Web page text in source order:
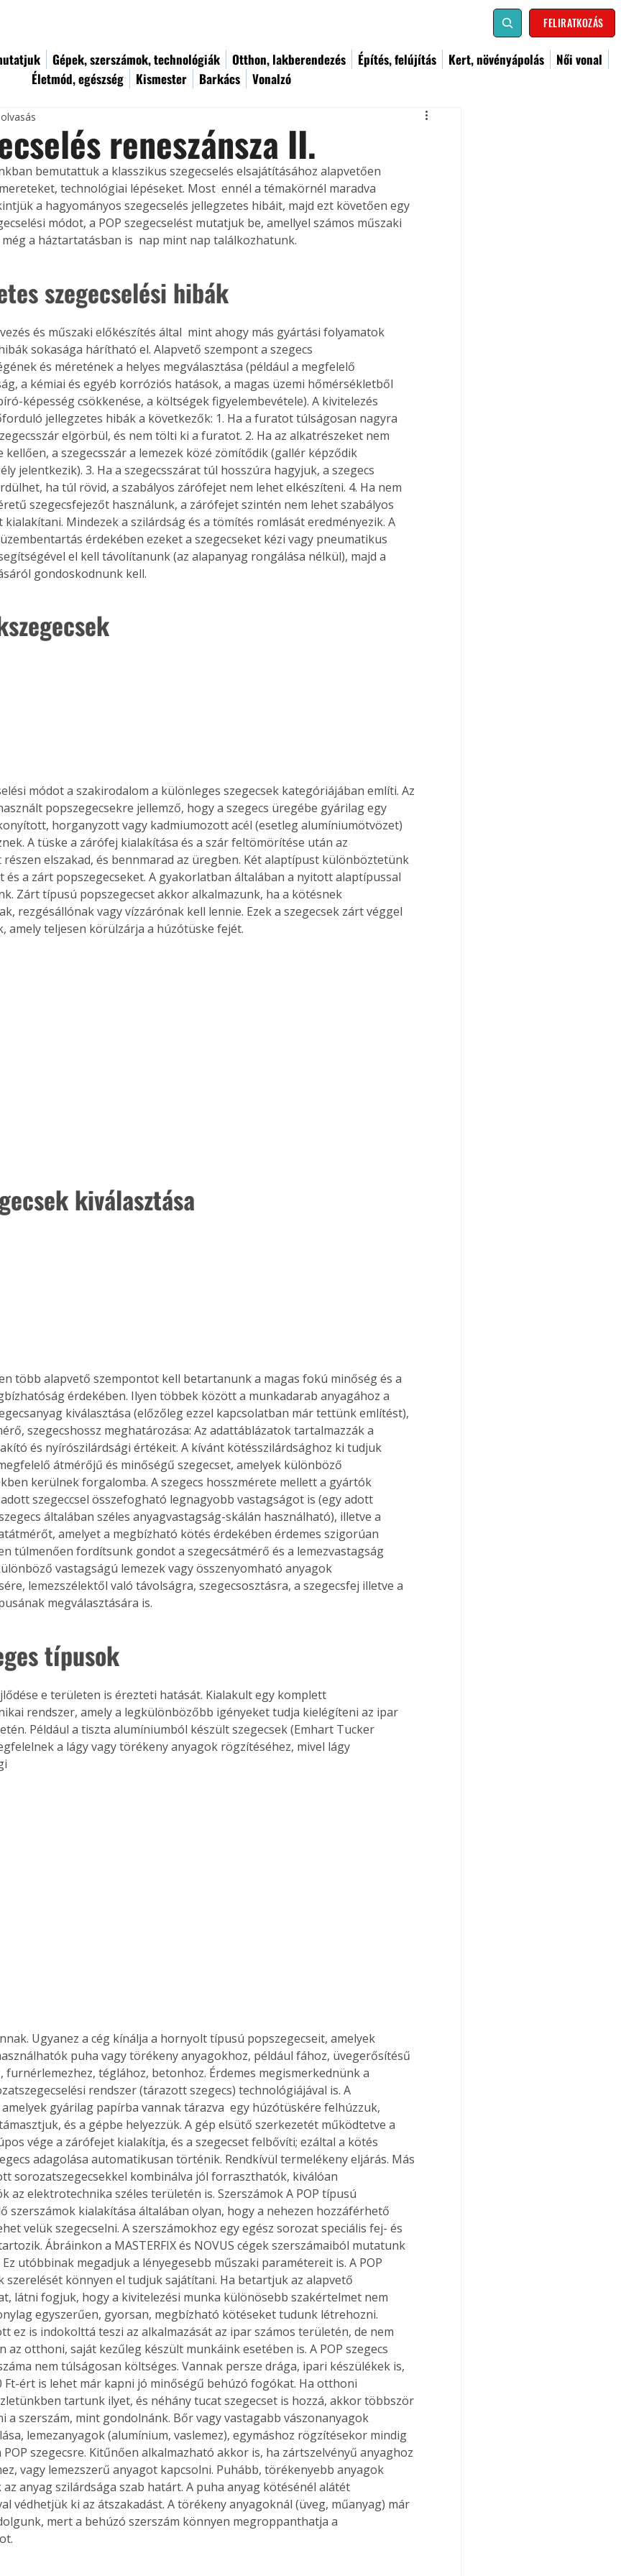
FELIRATKOZÁS
Gépek, szerszámok, technológiák Otthon, lakberendezés Építés, felújítás Kert, növényápolás
Női vonal
Életmód, egészség
Kismester Barkács Vonalzó
az
Old
új,
egyedi
vagy
is
Bárhol,
élve
az
Bővebb információ itt!
Együtt jobban megéri! A
könyvek tetszőleges
párosítással kedvezményes
áron, 0 Ft postaköltséggel
megrendelhetők!
reneszánsza II.
bemutattuk a klasszikus szegecselés elsajátításához alapvetően
technológiai lépéseket. Most  ennél a témakörnél maradva 
a hagyományos szegecselés jellegzetes hibáit, majd ezt követően egy
módot, a POP szegecselést mutatjuk be, amellyel számos műszaki
még a háztartatásban is  nap mint nap találkozhatunk.
szegecselési hibák
és műszaki előkészítés által  mint ahogy más gyártási folyamatok
sokasága hárítható el. Alapvető szempont a szegecs
és méretének a helyes megválasztása (például a megfelelő
a kémiai és egyéb korróziós hatások, a magas üzemi hőmérsékletből
képesség csökkenése, a költségek figyelembevétele). A kivitelezés
jellegzetes hibák a következők: 1. Ha a furatot túlságosan nagyra
elgörbül, és nem tölti ki a furatot. 2. Ha az alkatrészeket nem
kellően, a szegecsszár a lemezek közé zömítődik (gallér képződik 
jelentkezik). 3. Ha a szegecsszárat túl hosszúra hagyjuk, a szegecs
ha túl rövid, a szabályos zárófejet nem lehet elkészíteni. 4. Ha nem
szegecsfejezőt használunk, a zárófejet szintén nem lehet szabályos
Mindezek a szilárdság és a tömítés romlását eredményezik. A
érdekében ezeket a szegecseket kézi vagy pneumatikus
el kell távolítanunk (az alapanyag rongálása nélkül), majd a
gondoskodnunk kell.
módot a szakirodalom a különleges szegecsek kategóriájában említi. Az
popszegecsekre jellemző, hogy a szegecs üregébe gyárilag egy
horganyzott vagy kadmiumozott acél (esetleg alumíniumötvözet)
A tüske a zárófej kialakítása és a szár feltömörítése után az
elszakad, és bennmarad az üregben. Két alaptípust különböztetünk
és a zárt popszegecseket. A gyakorlatban általában a nyitott alaptípussal
Zárt típusú popszegecset akkor alkalmazunk, ha a kötésnek
rezgésállónak vagy vízzárónak kell lennie. Ezek a szegecsek zárt véggel
amely teljesen körülzárja a húzótüske fejét.
kiválasztása
több alapvető szempontot kell betartanunk a magas fokú minőség és a
érdekében. Ilyen többek között a munkadarab anyagához a
kiválasztása (előzőleg ezzel kapcsolatban már tettünk említést),
szegecshossz meghatározása: Az adattáblázatok tartalmazzák a
és nyírószilárdsági értékeit. A kívánt kötésszilárdsághoz ki tudjuk
átmérőjű és minőségű szegecset, amelyek különböző
kerülnek forgalomba. A szegecs hosszmérete mellett a gyártók
szegeccsel összefogható legnagyobb vastagságot is (egy adott
általában széles anyagvastagság-skálán használható), illetve a
amelyet a megbízható kötés érdekében érdemes szigorúan
túlmenően fordítsunk gondot a szegecsátmérő és a lemezvastagság
vastagságú lemezek vagy összenyomható anyagok
lemezszélektől való távolságra, szegecsosztásra, a szegecsfej illetve a
megválasztására is.
típusok
e területen is érezteti hatását. Kialakult egy komplett
rendszer, amely a legkülönbözőbb igényeket tudja kielégíteni az ipar
Például a tiszta alumíniumból készült szegecsek (Emhart Tucker
a lágy vagy törékeny anyagok rögzítéséhez, mivel lágy
Ugyanez a cég kínálja a hornyolt típusú popszegecseit, amelyek
puha vagy törékeny anyagokhoz, például fához, üvegerősítésű
furnérlemezhez, téglához, betonhoz. Érdemes megismerkednünk a
rendszer (tárazott szegecs) technológiájával is. A
amelyek gyárilag papírba vannak tárazva  egy húzótüskére felhúzzuk,
és a gépbe helyezzük. A gép elsütő szerkezetét működtetve a
vége a zárófejet kialakítja, és a szegecset felbővíti; ezáltal a kötés
adagolása automatikusan történik. Rendkívül termelékeny eljárás. Más
sorozatszegecsekkel kombinálva jól forraszthatók, kiválóan
az elektrotechnika széles területén is. Szerszámok A POP típusú
szerszámok kialakítása általában olyan, hogy a nehezen hozzáférhető
velük szegecselni. A szerszámokhoz egy egész sorozat speciális fej- és
Ábráinkon a MASTERFIX és NOVUS cégek szerszámaiból mutatunk
utóbbinak megadjuk a lényegesebb műszaki paramétereit is. A POP
szerelését könnyen el tudjuk sajátítani. Ha betartjuk az alapvető
látni fogjuk, hogy a kivitelezési munka különösebb szakértelmet nem
egyszerűen, gyorsan, megbízható kötéseket tudunk létrehozni.
ez is indokolttá teszi az alkalmazását az ipar számos területén, de nem
az otthoni, saját kezűleg készült munkáink esetében is. A POP szegecs
nem túlságosan költséges. Vannak persze drága, ipari készülékek is,
Ft-ért is lehet már kapni jó minőségű behúzó fogókat. Ha otthoni
tartunk ilyet, és néhány tucat szegecset is hozzá, akkor többször
a szerszám, mint gondolnánk. Bőr vagy vastagabb vászonanyagok
lemezanyagok (alumínium, vaslemez), egymáshoz rögzítésekor mindig
szegecsre. Kitűnően alkalmazható akkor is, ha zártszelvényű anyaghoz
vagy lemezszerű anyagot kapcsolni. Puhább, törékenyebb anyagok
anyag szilárdsága szab határt. A puha anyag kötésénél alátét
védhetjük ki az átszakadást. A törékeny anyagoknál (üveg, műanyag) már
mert a behúzó szerszám könnyen megroppanthatja a